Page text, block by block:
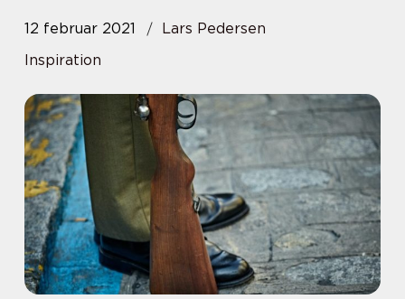
12 februar 2021
Lars Pedersen
Inspiration